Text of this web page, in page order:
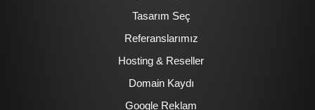
Tasarım Seç
Referanslarımız
Hosting & Reseller
Domain Kaydı
Google Reklam